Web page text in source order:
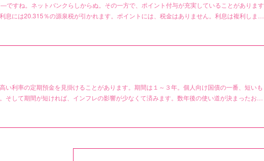
ですね。ネットバンクらしからぬ。その一方で、ポイント付与が充実していることがあります
息には20.315％の源泉税が引かれます。ポイントには、税金はありません。利息は複利しま…
い利率の定期預金を見掛けることがあります。期間は１～３年。個人向け国債の一番、短いも
そして期間が短ければ、インフレの影響が少なくて済みます。数年後の使い道が決まったお…